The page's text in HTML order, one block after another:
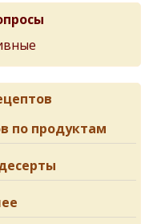
по продуктам